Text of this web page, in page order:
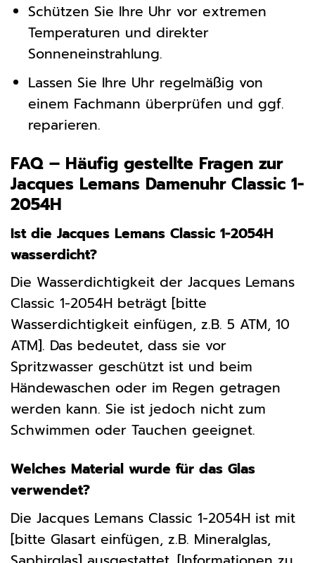
Schützen Sie Ihre Uhr vor extremen
Temperaturen und direkter
Sonneneinstrahlung.
Lassen Sie Ihre Uhr regelmäßig von
einem Fachmann überprüfen und ggf.
reparieren.
FAQ – Häufig gestellte Fragen zur
Jacques Lemans Damenuhr Classic 1-
2054H
Ist die Jacques Lemans Classic 1-2054H
wasserdicht?
Die Wasserdichtigkeit der Jacques Lemans
Classic 1-2054H beträgt [bitte
Wasserdichtigkeit einfügen, z.B. 5 ATM, 10
ATM]. Das bedeutet, dass sie vor
Spritzwasser geschützt ist und beim
Händewaschen oder im Regen getragen
werden kann. Sie ist jedoch nicht zum
Schwimmen oder Tauchen geeignet.
Welches Material wurde für das Glas
verwendet?
Die Jacques Lemans Classic 1-2054H ist mit
[bitte Glasart einfügen, z.B. Mineralglas,